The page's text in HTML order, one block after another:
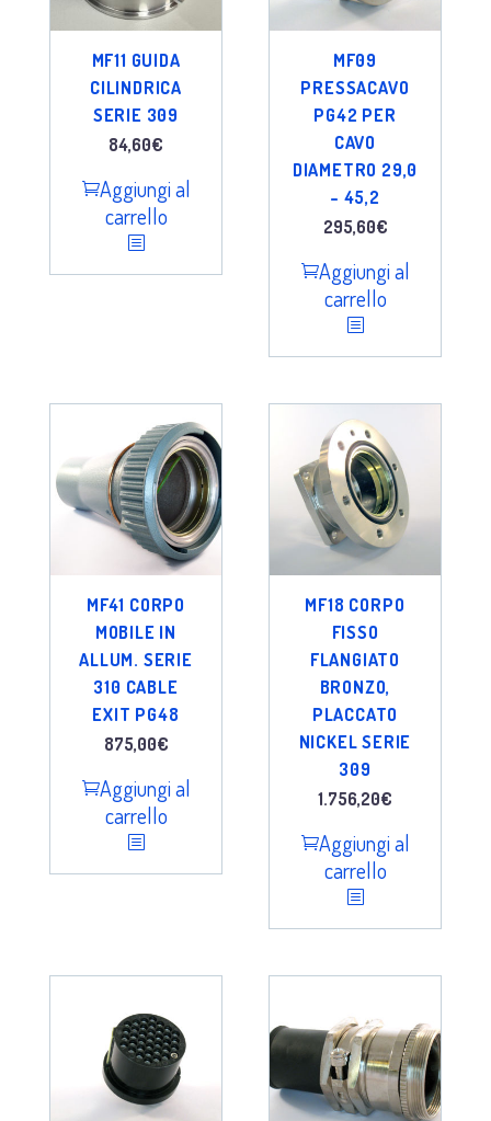
MF11 GUIDA
CILINDRICA
SERIE 309
84,60€
Aggiungi al
carrello
MF09
PRESSACAVO
PG42 PER
CAVO
DIAMETRO 29,0
– 45,2
295,60€
Aggiungi al
carrello
MF41 CORPO
MOBILE IN
ALLUM. SERIE
310 CABLE
EXIT PG48
875,00€
Aggiungi al
carrello
MF18 CORPO
FISSO
FLANGIATO
BRONZO,
PLACCATO
NICKEL SERIE
309
1.756,20€
Aggiungi al
carrello